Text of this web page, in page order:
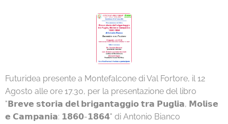
Futuridea presente a Montefalcone di Val Fortore, il 12
Agosto alle ore 17.30, per la presentazione del libro
"𝗕𝗿𝗲𝘃𝗲 𝘀𝘁𝗼𝗿𝗶𝗮 𝗱𝗲𝗹 𝗯𝗿𝗶𝗴𝗮𝗻𝘁𝗮𝗴𝗴𝗶𝗼 𝘁𝗿𝗮 𝗣𝘂𝗴𝗹𝗶𝗮, 𝗠𝗼𝗹𝗶𝘀𝗲
𝗲 𝗖𝗮𝗺𝗽𝗮𝗻𝗶𝗮: 𝟭𝟴𝟲𝟬-𝟭𝟴𝟲𝟰" di Antonio Bianco